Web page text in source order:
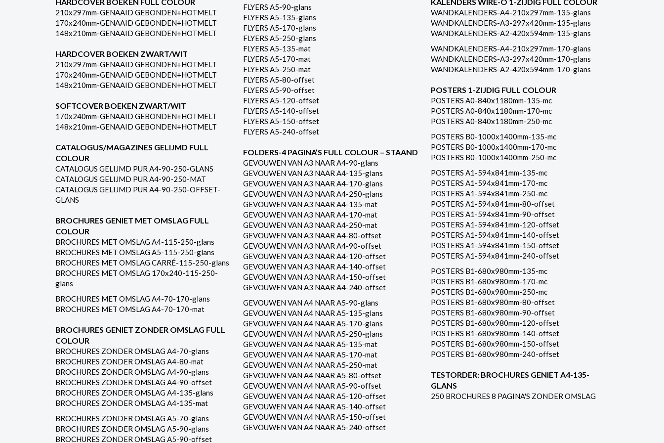
210x297mm-GENAAID GEBONDEN+HOTMELT
170x240mm-GENAAID GEBONDEN+HOTMELT
148x210mm-GENAAID GEBONDEN+HOTMELT
HARDCOVER BOEKEN ZWART/WIT
210x297mm-GENAAID GEBONDEN+HOTMELT
170x240mm-GENAAID GEBONDEN+HOTMELT
148x210mm-GENAAID GEBONDEN+HOTMELT
SOFTCOVER BOEKEN ZWART/WIT
170x240mm-GENAAID GEBONDEN+HOTMELT
148x210mm-GENAAID GEBONDEN+HOTMELT
CATALOGUS/MAGAZINES GELIJMD FULL
COLOUR
CATALOGUS GELIJMD PUR A4-90-250-GLANS
CATALOGUS GELIJMD PUR A4-90-250-MAT
CATALOGUS GELIJMD PUR A4-90-250-OFFSET-
GLANS
BROCHURES GENIET MET OMSLAG FULL
COLOUR
BROCHURES MET OMSLAG A4-115-250-glans
BROCHURES MET OMSLAG A5-115-250-glans
BROCHURES MET OMSLAG CARRÉ-115-250-glans
BROCHURES MET OMSLAG 170x240-115-250-
glans
BROCHURES MET OMSLAG A4-70-170-glans
BROCHURES MET OMSLAG A4-70-170-mat
BROCHURES GENIET ZONDER OMSLAG FULL
COLOUR
BROCHURES ZONDER OMSLAG A4-70-glans
BROCHURES ZONDER OMSLAG A4-80-mat
BROCHURES ZONDER OMSLAG A4-90-glans
BROCHURES ZONDER OMSLAG A4-90-offset
BROCHURES ZONDER OMSLAG A4-135-glans
BROCHURES ZONDER OMSLAG A4-135-mat
BROCHURES ZONDER OMSLAG A5-70-glans
BROCHURES ZONDER OMSLAG A5-90-glans
BROCHURES ZONDER OMSLAG A5-90-offset
FLYERS A5-90-glans
FLYERS A5-135-glans
FLYERS A5-170-glans
FLYERS A5-250-glans
FLYERS A5-135-mat
FLYERS A5-170-mat
FLYERS A5-250-mat
FLYERS A5-80-offset
FLYERS A5-90-offset
FLYERS A5-120-offset
FLYERS A5-140-offset
FLYERS A5-150-offset
FLYERS A5-240-offset
FOLDERS-4 PAGINA’S FULL COLOUR – STAAND
GEVOUWEN VAN A3 NAAR A4-90-glans
GEVOUWEN VAN A3 NAAR A4-135-glans
GEVOUWEN VAN A3 NAAR A4-170-glans
GEVOUWEN VAN A3 NAAR A4-250-glans
GEVOUWEN VAN A3 NAAR A4-135-mat
GEVOUWEN VAN A3 NAAR A4-170-mat
GEVOUWEN VAN A3 NAAR A4-250-mat
GEVOUWEN VAN A3 NAAR A4-80-offset
GEVOUWEN VAN A3 NAAR A4-90-offset
GEVOUWEN VAN A3 NAAR A4-120-offset
GEVOUWEN VAN A3 NAAR A4-140-offset
GEVOUWEN VAN A3 NAAR A4-150-offset
GEVOUWEN VAN A3 NAAR A4-240-offset
GEVOUWEN VAN A4 NAAR A5-90-glans
GEVOUWEN VAN A4 NAAR A5-135-glans
GEVOUWEN VAN A4 NAAR A5-170-glans
GEVOUWEN VAN A4 NAAR A5-250-glans
GEVOUWEN VAN A4 NAAR A5-135-mat
GEVOUWEN VAN A4 NAAR A5-170-mat
GEVOUWEN VAN A4 NAAR A5-250-mat
GEVOUWEN VAN A4 NAAR A5-80-offset
GEVOUWEN VAN A4 NAAR A5-90-offset
GEVOUWEN VAN A4 NAAR A5-120-offset
GEVOUWEN VAN A4 NAAR A5-140-offset
GEVOUWEN VAN A4 NAAR A5-150-offset
GEVOUWEN VAN A4 NAAR A5-240-offset
WANDKALENDERS-A4-210x297mm-135-glans
WANDKALENDERS-A3-297x420mm-135-glans
WANDKALENDERS-A2-420x594mm-135-glans
WANDKALENDERS-A4-210x297mm-170-glans
WANDKALENDERS-A3-297x420mm-170-glans
WANDKALENDERS-A2-420x594mm-170-glans
POSTERS 1-ZIJDIG FULL COLOUR
POSTERS A0-840x1180mm-135-mc
POSTERS A0-840x1180mm-170-mc
POSTERS A0-840x1180mm-250-mc
POSTERS B0-1000x1400mm-135-mc
POSTERS B0-1000x1400mm-170-mc
POSTERS B0-1000x1400mm-250-mc
POSTERS A1-594x841mm-135-mc
POSTERS A1-594x841mm-170-mc
POSTERS A1-594x841mm-250-mc
POSTERS A1-594x841mm-80-offset
POSTERS A1-594x841mm-90-offset
POSTERS A1-594x841mm-120-offset
POSTERS A1-594x841mm-140-offset
POSTERS A1-594x841mm-150-offset
POSTERS A1-594x841mm-240-offset
POSTERS B1-680x980mm-135-mc
POSTERS B1-680x980mm-170-mc
POSTERS B1-680x980mm-250-mc
POSTERS B1-680x980mm-80-offset
POSTERS B1-680x980mm-90-offset
POSTERS B1-680x980mm-120-offset
POSTERS B1-680x980mm-140-offset
POSTERS B1-680x980mm-150-offset
POSTERS B1-680x980mm-240-offset
TESTORDER: BROCHURES GENIET A4-135-
GLANS
250 BROCHURES 8 PAGINA'S ZONDER OMSLAG